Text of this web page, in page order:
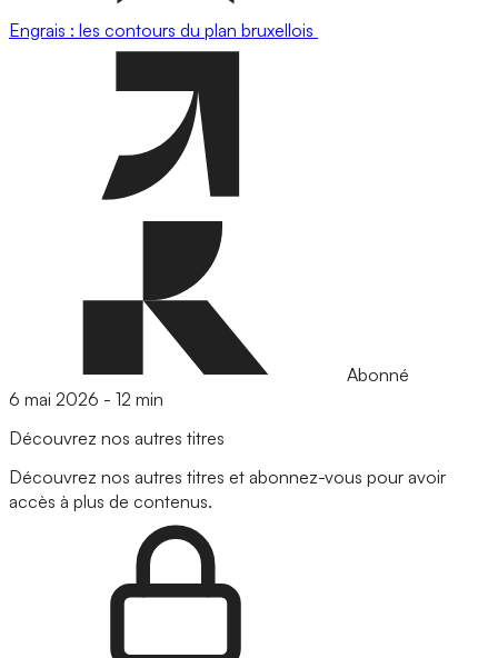
Engrais : les contours du plan bruxellois
Abonné
6 mai 2026 - 12 min
Découvrez nos autres titres
Découvrez nos autres titres et abonnez-vous pour avoir
accès à plus de contenus.